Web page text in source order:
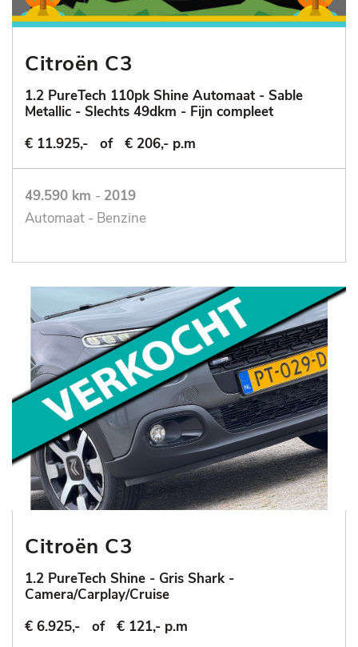
Citroën C3
1.2 PureTech 110pk Shine Automaat - Sable
Metallic - Slechts 49dkm - Fijn compleet
€ 11.925,-
of € 206,- p.m
49.590 km - 2019
Automaat - Benzine
Citroën C3
1.2 PureTech Shine - Gris Shark -
Camera/Carplay/Cruise
€ 6.925,-
of € 121,- p.m